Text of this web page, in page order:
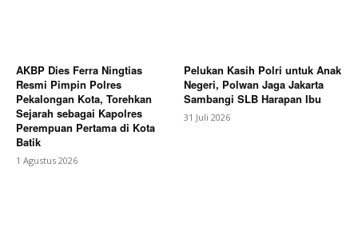
AKBP Dies Ferra Ningtias
Resmi Pimpin Polres
Pekalongan Kota, Torehkan
Sejarah sebagai Kapolres
Perempuan Pertama di Kota
Batik
1 Agustus 2026
Pelukan Kasih Polri untuk Anak
Negeri, Polwan Jaga Jakarta
Sambangi SLB Harapan Ibu
31 Juli 2026